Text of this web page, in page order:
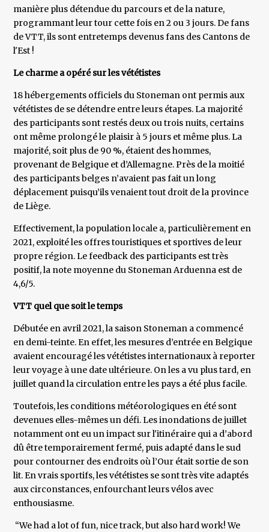
manière plus détendue du parcours et de la nature,
programmant leur tour cette fois en 2 ou 3 jours. De fans
de VTT, ils sont entretemps devenus fans des Cantons de
l'Est !
Le charme a opéré sur les vététistes
18 hébergements officiels du Stoneman ont permis aux
vététistes de se détendre entre leurs étapes. La majorité
des participants sont restés deux ou trois nuits, certains
ont même prolongé le plaisir à 5 jours et même plus. La
majorité, soit plus de 90 %, étaient des hommes,
provenant de Belgique et d’Allemagne. Près de la moitié
des participants belges n’avaient pas fait un long
déplacement puisqu’ils venaient tout droit de la province
de Liège.
Effectivement, la population locale a, particulièrement en
2021, exploité les offres touristiques et sportives de leur
propre région. Le feedback des participants est très
positif, la note moyenne du Stoneman Arduenna est de
4,6/5.
VTT quel que soit le temps
Débutée en avril 2021, la saison Stoneman a commencé
en demi-teinte. En effet, les mesures d’entrée en Belgique
avaient encouragé les vététistes internationaux à reporter
leur voyage à une date ultérieure. On les a vu plus tard, en
juillet quand la circulation entre les pays a été plus facile.
Toutefois, les conditions météorologiques en été sont
devenues elles-mêmes un défi. Les inondations de juillet
notamment ont eu un impact sur l'itinéraire qui a d’abord
dû être temporairement fermé, puis adapté dans le sud
pour contourner des endroits où l’Our était sortie de son
lit. En vrais sportifs, les vététistes se sont très vite adaptés
aux circonstances, enfourchant leurs vélos avec
enthousiasme.
“We had a lot of fun, nice track, but also hard work! We